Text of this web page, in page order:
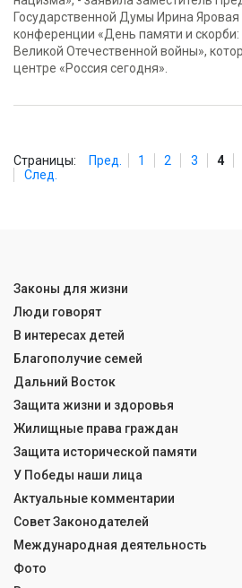
Государственной Думы Ирина Яровая
конференции «День памяти и скорби:
Великой Отечественной войны»,
центре «Россия сегодня».
Страницы: Пред. 1 2 3 4
След.
Законы для жизни
Люди говорят
В интересах детей
Благополучие семей
Дальний Восток
Защита жизни и здоровья
Жилищные права граждан
Защита исторической памяти
У Победы наши лица
Актуальные комментарии
Совет Законодателей
Международная деятельность
Фото